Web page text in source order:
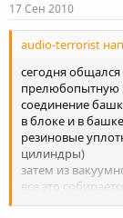
17 Сен 2010
audio-terrorist
сегодня
прелюбопытную
соединение
в блоке и в
резиновые
цилиндры)
затем из
все это
в результате